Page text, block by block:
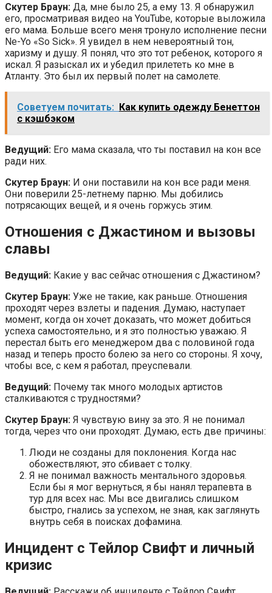
Скутер Браун: Да, мне было 25, а ему 13. Я обнаружил
его, просматривая видео на YouTube, которые выложила
его мама. Больше всего меня тронуло исполнение песни
Ne-Yo «So Sick». Я увидел в нем невероятный тон,
харизму и душу. Я понял, что это тот ребенок, которого я
искал. Я разыскал их и убедил прилететь ко мне в
Атланту. Это был их первый полет на самолете.
Советуем почитать: Как купить одежду Бенеттон
с кэшбэком
Ведущий: Его мама сказала, что ты поставил на кон все
ради них.
Скутер Браун: И они поставили на кон все ради меня.
Они поверили 25-летнему парню. Мы добились
потрясающих вещей, и я очень горжусь этим.
Отношения с Джастином и вызовы
славы
Ведущий: Какие у вас сейчас отношения с Джастином?
Скутер Браун: Уже не такие, как раньше. Отношения
проходят через взлеты и падения. Думаю, наступает
момент, когда он хочет доказать, что может добиться
успеха самостоятельно, и я это полностью уважаю. Я
перестал быть его менеджером два с половиной года
назад и теперь просто болею за него со стороны. Я хочу,
чтобы все, с кем я работал, преуспевали.
Ведущий: Почему так много молодых артистов
сталкиваются с трудностями?
Скутер Браун: Я чувствую вину за это. Я не понимал
тогда, через что они проходят. Думаю, есть две причины:
Люди не созданы для поклонения. Когда нас
обожествляют, это сбивает с толку.
Я не понимал важность ментального здоровья.
Если бы я мог вернуться, я бы нанял терапевта в
тур для всех нас. Мы все двигались слишком
быстро, гнались за успехом, не зная, как заглянуть
внутрь себя в поисках дофамина.
Инцидент с Тейлор Свифт и личный
кризис